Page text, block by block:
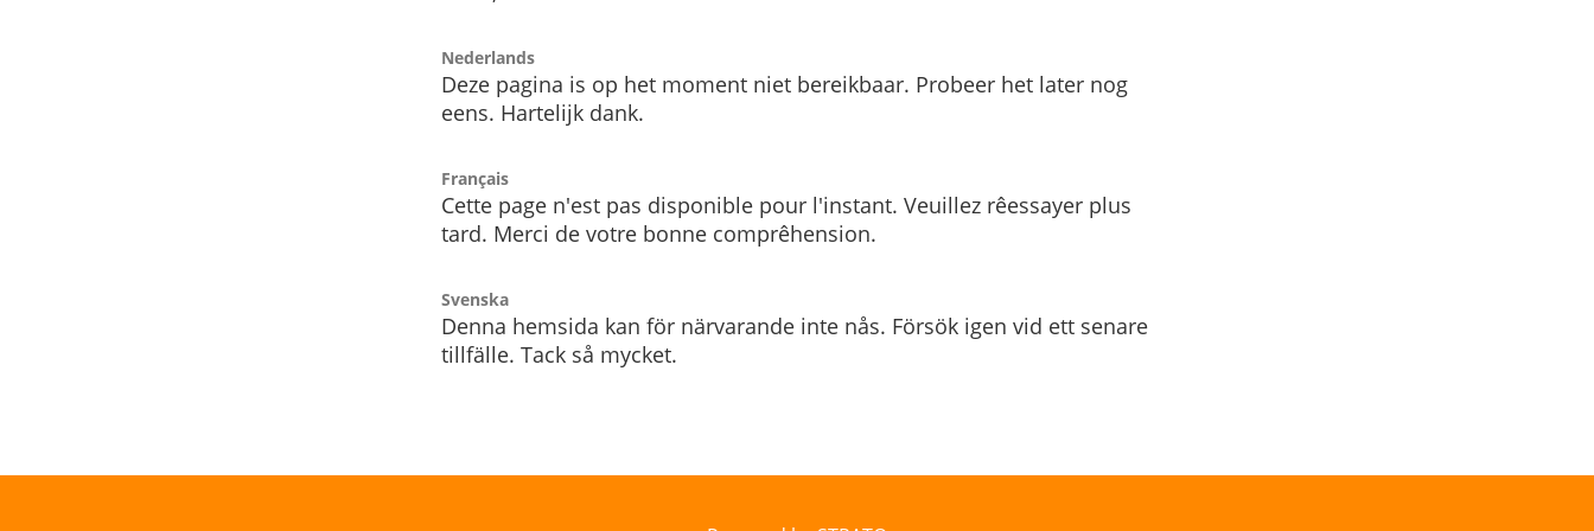
Nederlands
Deze pagina is op het moment niet bereikbaar. Probeer het later nog
eens. Hartelijk dank.
Français
Cette page n'est pas disponible pour l'instant. Veuillez rêessayer plus
tard. Merci de votre bonne comprêhension.
Svenska
Denna hemsida kan för närvarande inte nås. Försök igen vid ett senare
tillfälle. Tack så mycket.